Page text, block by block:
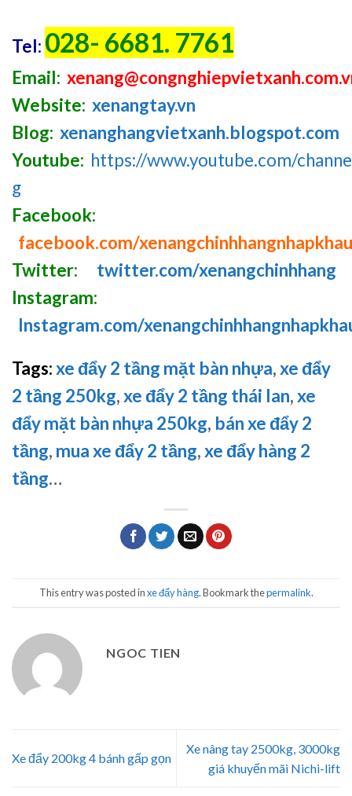
Tel: 028- 6681. 7761
Email:
Website: xenangtay.vn
Blog: xenanghangvietxanh.blogspot.com
Youtube: https://www.youtube.com/
g
Facebook:
facebook.com/xenangchinhhangnhapkhau
Twitter:
twitter.com/xenangchinhhang
Instagram:
Instagram.com/
Tags:xe đẩy 2 tầng mặt bàn nhựa,xe đẩy
2 tầng 250kg,xe đẩy 2 tầng thái lan,xe
đẩy mặt bàn nhựa 250kg, bán xe đẩy 2
tầng, mua xe đẩy 2 tầng,xe đẩy hàng 2
tầng…
This entry was posted inxe đẩy hàng. Bookmark thepermalink.
NGOC TIEN
Xe đẩy 200kg 4 bánh gấp gọn
Xe nâng tay 2500kg, 3000kg
giá khuyến mãi Nichi-lift